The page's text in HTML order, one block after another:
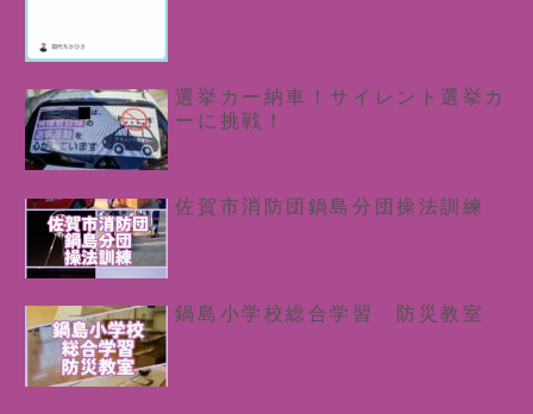
選挙カー納車！サイレント選挙カ
ーに挑戦！
佐賀市消防団鍋島分団操法訓練
鍋島小学校総合学習 防災教室